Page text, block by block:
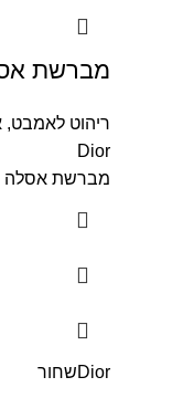
מברשת
ריהוט לאמבט,
Dior
מברשת אסלה
Diorשחור